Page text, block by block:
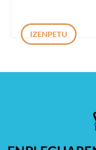
IZENPETU